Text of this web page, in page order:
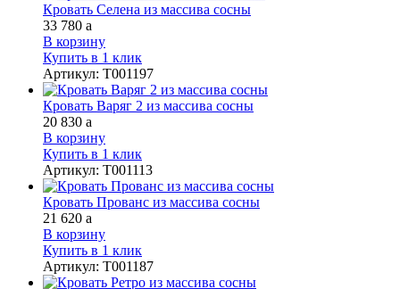
Кровать Селена из массива сосны
33 780 a
В корзину
Купить в 1 клик
Артикул: Т001197
Кровать Варяг 2 из массива сосны
20 830 a
В корзину
Купить в 1 клик
Артикул: Т001113
Кровать Прованс из массива сосны
21 620 a
В корзину
Купить в 1 клик
Артикул: Т001187